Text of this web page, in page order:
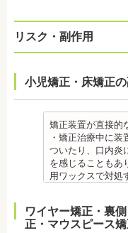
リスク・副作用
小児矯正・床矯正
矯正装置が直接的
・矯正治療中に
ついたり、口内炎
を感じることもあ
用ワックスで対処
が、数ヶ月で慣れ
・装置の装着中は
ワイヤー矯正・裏
正・マウスピース